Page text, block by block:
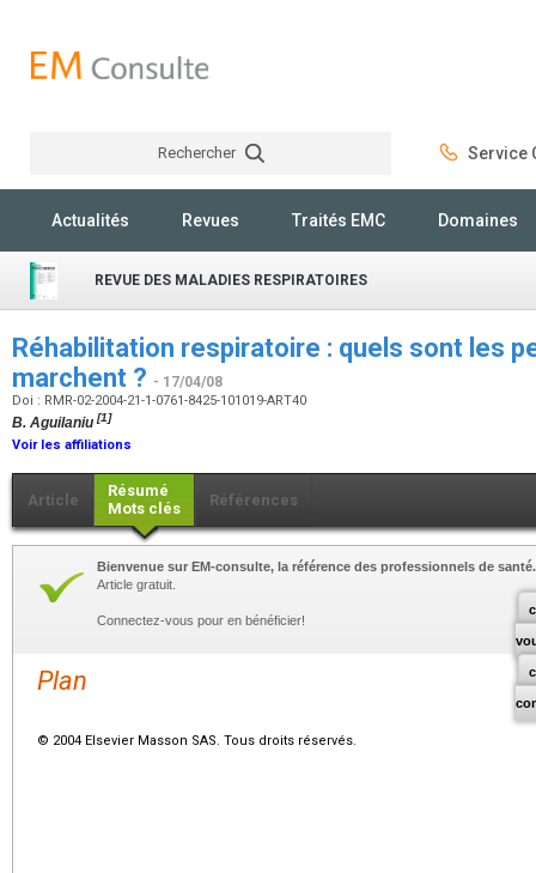
Rechercher Service
Actualités Revues Traités EMC Domaines
REVUE DES MALADIES RESPIRATOIRES
Réhabilitation respiratoire : quels sont les
marchent ? - 17/04/08
Doi : RMR-02-2004-21-1-0761-8425-101019-ART40
B. Aguilaniu [1]
Voir les affiliations
Article
Résumé
Mots clés
Références
Bienvenue sur EM-consulte, la référence des professionnels de santé.
Article gratuit.
Connectez-vous pour en bénéficier!
Plan
© 2004 Elsevier Masson SAS. Tous droits réservés.